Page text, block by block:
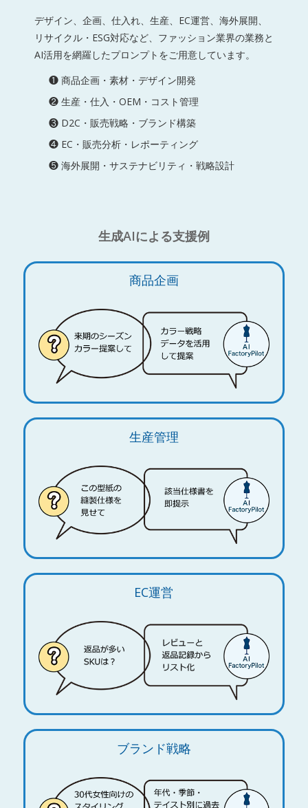
デザイン、企画、仕入れ、生産、EC運営、海外展開、
リサイクル・ESG対応など、ファッション業界の業務と
AI活用を網羅したプロンプトをご用意しています。
❶ 商品企画・素材・デザイン開発
❷ 生産・仕入・OEM・コスト管理
❸ D2C・販売戦略・ブランド構築
❹ EC・販売分析・レポーティング
❺ 海外展開・サステナビリティ・戦略設計
生成AIによる支援例
商品企画
生産管理
EC運営
ブランド戦略